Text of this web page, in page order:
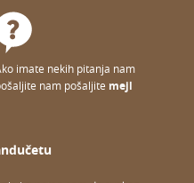
imate nekih pitanja nam
nam pošaljite mejl